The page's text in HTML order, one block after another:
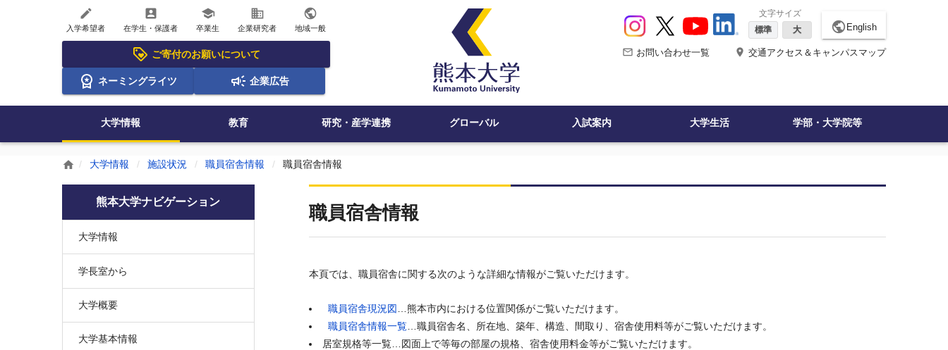
create
入学希望者
account_box
在学生・保護者
school
卒業生
business
企業研究者
public
地域一般
ご寄付のお願いについて
ネーミングライツ 企業広告
文字サイズ
標準
大 public English
mail_outline お問い合わせ一覧 place 交通アクセス＆キャンパスマップ
大学情報 教育 研究・産学連携 グローバル 入試案内 大学生活 学部・大学院等
home 大学情報 施設状況 職員宿舎情報 職員宿舎情報
職員宿舎情報
本頁では、職員宿舎に関する次のような詳細な情報がご覧いただけます。
職員宿舎現況図
…熊本市内における位置関係がご覧いただけます。
職員宿舎情報一覧 …職員宿舎名、所在地、築年、構造、間取り、宿舎使用料等がご覧いただけます。
居室規格等一覧…図面上で等毎の部屋の規格、宿舎使用料金等がご覧いただけます。
熊本大学ナビゲーション
大学情報
学長室から
大学概要
大学基本情報